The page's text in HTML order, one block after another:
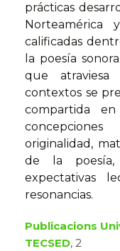
prácticas
Norteamérica
calificadas
la poesía
que atraviesa
contextos se
compartida
originalidad,
de la
expectativas
resonancias.
Publicacions
TECSED, 2